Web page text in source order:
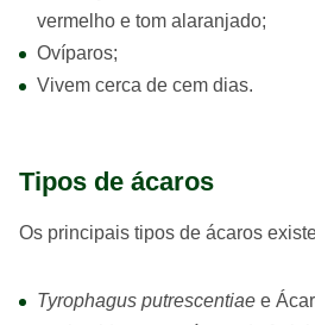
vermelho e tom alaranjado;
Ovíparos;
Vivem cerca de cem dias.
Tipos de ácaros
Os principais tipos de ácaros
Tyrophagus putrescentiae e